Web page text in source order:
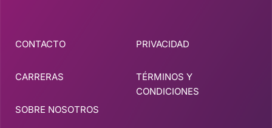
CONTACTO
CARRERAS
SOBRE NOSOTROS
PRIVACIDAD
TÉRMINOS Y
CONDICIONES